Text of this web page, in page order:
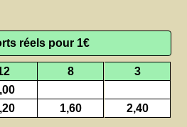
réels pour 1€
8
3
1,60 2,40